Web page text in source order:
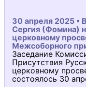
30 апреля 2025 •
Сергия (Фомина)
церковному
Межсоборного
Заседание
Присутствия
церковному
состоялось 30